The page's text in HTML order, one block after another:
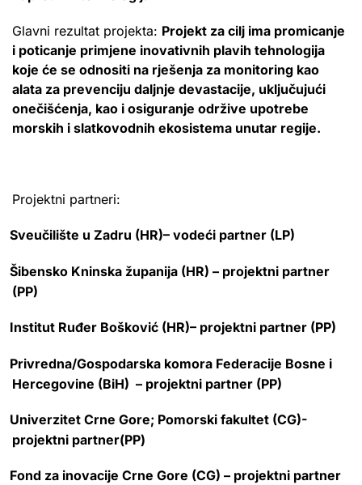
Glavni rezultat projekta: Projekt za cilj ima promicanje
i poticanje primjene inovativnih plavih tehnologija
koje će se odnositi na rješenja za monitoring kao
alata za prevenciju daljnje devastacije, uključujući
onečišćenja, kao i osiguranje održive upotrebe
morskih i slatkovodnih ekosistema unutar regije.
Projektni partneri:
Sveučilište u Zadru (HR)– vodeći partner (LP)
Šibensko Kninska županija (HR) – projektni partner
(PP)
Institut Ruđer Bošković (HR)– projektni partner (PP)
Privredna/Gospodarska komora Federacije Bosne i
Hercegovine (BiH) – projektni partner (PP)
Univerzitet Crne Gore; Pomorski fakultet (CG)-
projektni partner(PP)
Fond za inovacije Crne Gore (CG) – projektni partner